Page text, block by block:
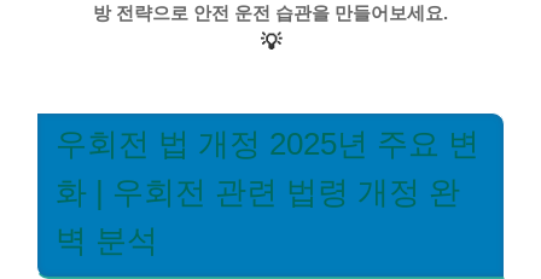
방 전략으로 안전 운전 습관을 만들어보세요.
💡
우회전 법 개정 2025년 주요 변
화 | 우회전 관련 법령 개정 완
벽 분석